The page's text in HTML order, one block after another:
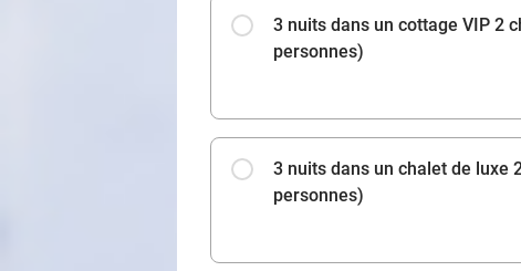
3 nuits dans un cottage VIP 2
personnes)
3 nuits dans un chalet de luxe
personnes)